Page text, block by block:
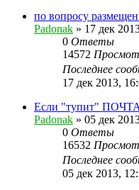
по вопросу
Padonak » 17 дек
0 Ответы
14572
Последнее
17 дек 2013,
Если "тупит"
Padonak » 05 дек
0 Ответы
16532
Последнее
05 дек 2013,